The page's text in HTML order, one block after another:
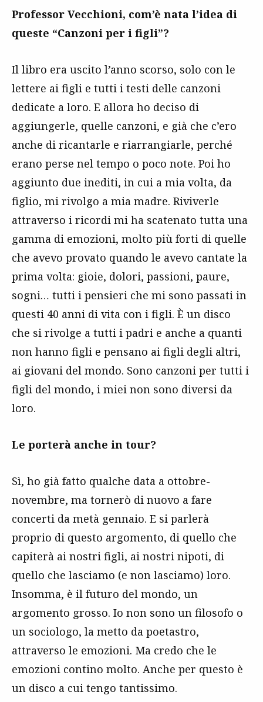
Professor Vecchioni, com’è nata l’idea di
queste “Canzoni per i figli”?
Il libro era uscito l’anno scorso, solo con le
lettere ai figli e tutti i testi delle canzoni
dedicate a loro. E allora ho deciso di
aggiungerle, quelle canzoni, e già che c’ero
anche di ricantarle e riarrangiarle, perché
erano perse nel tempo o poco note. Poi ho
aggiunto due inediti, in cui a mia volta, da
figlio, mi rivolgo a mia madre. Riviverle
attraverso i ricordi mi ha scatenato tutta una
gamma di emozioni, molto più forti di quelle
che avevo provato quando le avevo cantate la
prima volta: gioie, dolori, passioni, paure,
sogni… tutti i pensieri che mi sono passati in
questi 40 anni di vita con i figli. È un disco
che si rivolge a tutti i padri e anche a quanti
non hanno figli e pensano ai figli degli altri,
ai giovani del mondo. Sono canzoni per tutti i
figli del mondo, i miei non sono diversi da
loro.
Le porterà anche in tour?
Sì, ho già fatto qualche data a ottobre-
novembre, ma tornerò di nuovo a fare
concerti da metà gennaio. E si parlerà
proprio di questo argomento, di quello che
capiterà ai nostri figli, ai nostri nipoti, di
quello che lasciamo (e non lasciamo) loro.
Insomma, è il futuro del mondo, un
argomento grosso. Io non sono un filosofo o
un sociologo, la metto da poetastro,
attraverso le emozioni. Ma credo che le
emozioni contino molto. Anche per questo è
un disco a cui tengo tantissimo.